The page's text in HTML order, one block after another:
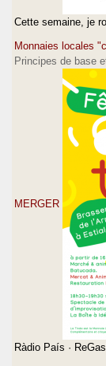
Cette semaine, je
Monnaies locales
Principes de base
MERGER
Ràdio País ·